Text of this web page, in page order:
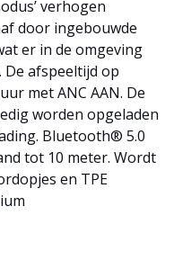
verhogen
door ingebouwde
er in de omgeving
afspeeltijd op
met ANC AAN. De
worden opgeladen
Bluetooth® 5.0
tot 10 meter. Wordt
en TPE